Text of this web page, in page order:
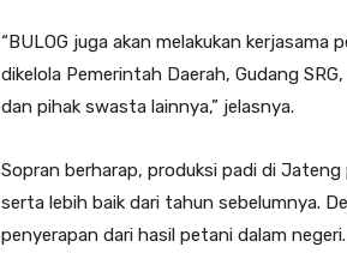
“BULOG juga akan melakukan
dikelola Pemerintah Daerah, Gudang
dan pihak swasta lainnya,” jelasnya.
Sopran berharap, produksi padi di
serta lebih baik dari tahun sebelumnya.
penyerapan dari hasil petani dalam negeri.